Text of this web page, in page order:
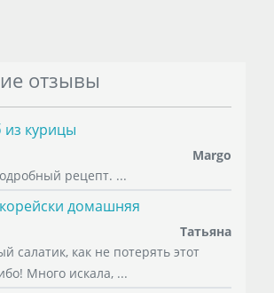
отзывы
курицы
Margo
рецепт. ...
домашняя
Татьяна
салатик, как не потерять этот
Много искала, ...